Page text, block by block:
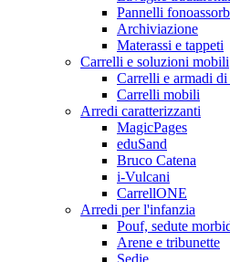
Pannelli
Archiviazione
Materassi e tappeti
Carrelli e soluzioni mobili
Carrelli e armadi di
Carrelli mobili
Arredi caratterizzanti
MagicPages
eduSand
Bruco Catena
i-Vulcani
CarrellONE
Arredi per l'infanzia
Pouf, sedute
Arene e tribunette
Sedie